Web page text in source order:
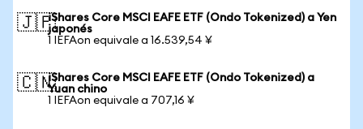
🇯🇵iShares Core MSCI EAFE ETF (Ondo Tokenized) a Yen
japonés
1 IEFAon equivale a 16.539,54 ¥
🇨🇳iShares Core MSCI EAFE ETF (Ondo Tokenized) a
Yuan chino
1 IEFAon equivale a 707,16 ¥